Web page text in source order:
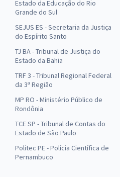
Estado da Educação do Rio
Grande do Sul
SEJUS ES - Secretaria da Justiça
do Espírito Santo
TJ BA - Tribunal de Justiça do
Estado da Bahia
TRF 3 - Tribunal Regional Federal
da 3ª Região
MP RO - Ministério Público de
Rondônia
TCE SP - Tribunal de Contas do
Estado de São Paulo
Politec PE - Polícia Científica de
Pernambuco